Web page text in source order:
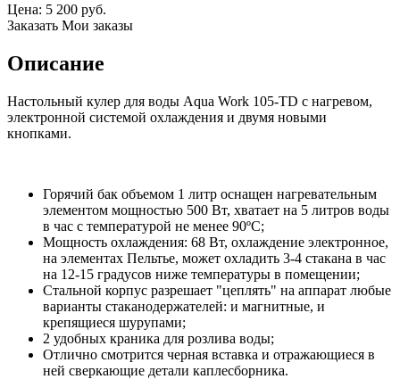
Цена: 5 200 руб.
Заказать Мои заказы
Описание
Настольный кулер для воды Aqua Work 105-TD с нагревом,
электронной системой охлаждения и двумя новыми
кнопками.
Горячий бак объемом 1 литр оснащен нагревательным
элементом мощностью 500 Вт, хватает на 5 литров воды
в час с температурой не менее 90ºС;
Мощность охлаждения: 68 Вт, охлаждение электронное,
на элементах Пельтье, может охладить 3-4 стакана в час
на 12-15 градусов ниже температуры в помещении;
Стальной корпус разрешает "цеплять" на аппарат любые
варианты стаканодержателей: и магнитные, и
крепящиеся шурупами;
2 удобных краника для розлива воды;
Отлично смотрится черная вставка и отражающиеся в
ней сверкающие детали каплесборника.